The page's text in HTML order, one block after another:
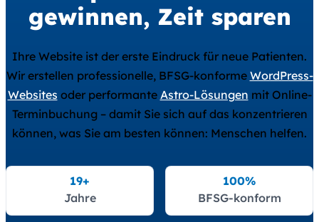
gewinnen, Zeit sparen
Ihre Website ist der erste Eindruck für neue Patienten.
Wir erstellen professionelle, BFSG-konforme WordPress-
Websites oder performante Astro-Lösungen mit Online-
Terminbuchung – damit Sie sich auf das konzentrieren
können, was Sie am besten können: Menschen helfen.
19+
Jahre
100%
BFSG-konform